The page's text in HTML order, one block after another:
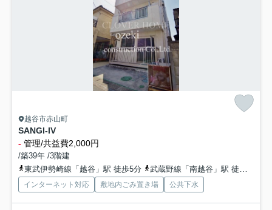
越谷市赤山町
SANGI-IV
- 管理/共益費2,000円
/築39年 /3階建
東武伊勢崎線「越谷」駅 徒歩5分
武蔵野線「南越谷」駅 徒歩22分
インターネット対応 敷地内ごみ置き場 公共下水